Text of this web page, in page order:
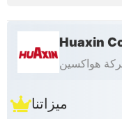
Huaxin
هواكسين
ميزاتنا